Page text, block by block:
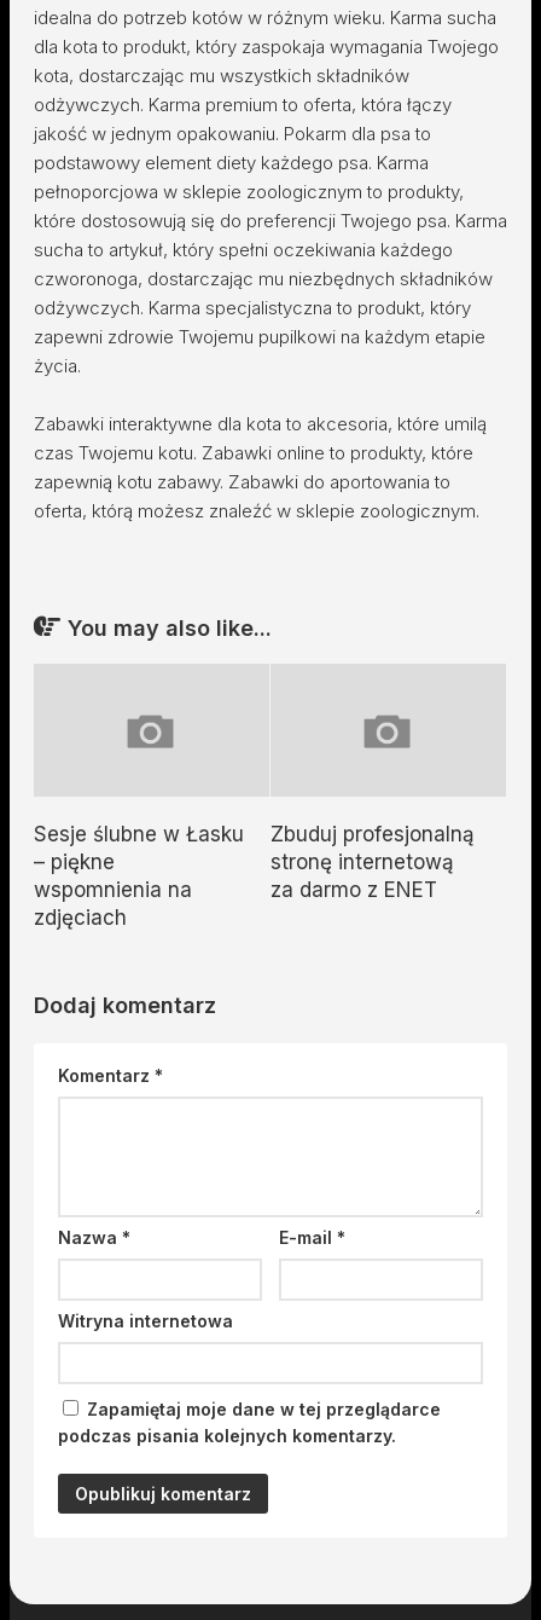
idealna do potrzeb kotów w różnym wieku. Karma sucha
dla kota to produkt, który zaspokaja wymagania Twojego
kota, dostarczając mu wszystkich składników
odżywczych. Karma premium to oferta, która łączy
jakość w jednym opakowaniu. Pokarm dla psa to
podstawowy element diety każdego psa. Karma
pełnoporcjowa w sklepie zoologicznym to produkty,
które dostosowują się do preferencji Twojego psa. Karma
sucha to artykuł, który spełni oczekiwania każdego
czworonoga, dostarczając mu niezbędnych składników
odżywczych. Karma specjalistyczna to produkt, który
zapewni zdrowie Twojemu pupilkowi na każdym etapie
życia.
Zabawki interaktywne dla kota to akcesoria, które umilą
czas Twojemu kotu. Zabawki online to produkty, które
zapewnią kotu zabawy. Zabawki do aportowania to
oferta, którą możesz znaleźć w sklepie zoologicznym.
You may also like...
Sesje ślubne w Łasku
– piękne
wspomnienia na
zdjęciach
Zbuduj profesjonalną
stronę internetową
za darmo z ENET
Dodaj komentarz
Komentarz *
Nazwa * E-mail*
Witryna internetowa
Zapamiętaj moje dane w tej przeglądarce
podczas pisania kolejnych komentarzy.